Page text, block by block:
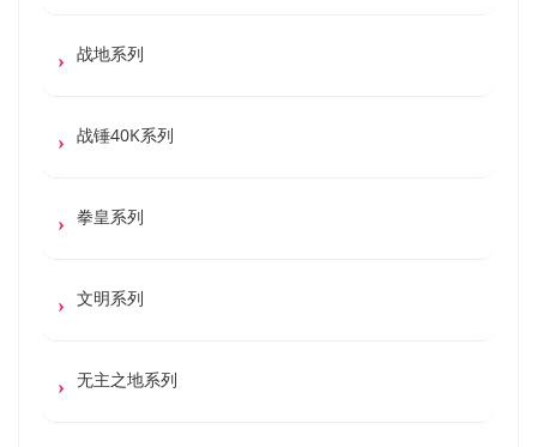
战地系列
战锤40K系列
拳皇系列
文明系列
无主之地系列